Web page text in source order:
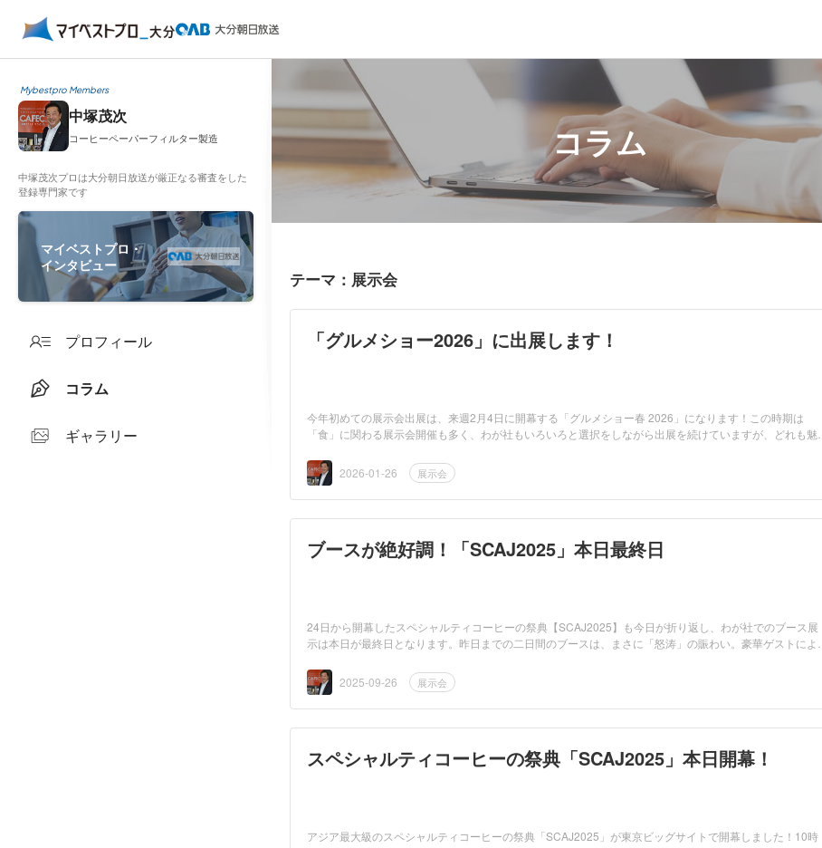
Mybestpro Members
中塚茂次
コーヒーペーパーフィルター製造
中塚茂次プロは大分朝日放送が厳正なる審査をした
登録専門家です
マイベストプロ・
インタビュー
プロフィール
コラム
ギャラリー
コラム
テーマ：展示会
「グルメショー2026」に出展します！
今年初めての展示会出展は、来週2月4日に開幕する「グルメショー春 2026」になります！この時期は
「食」に関わる展示会開催も多く、わが社もいろいろと選択をしながら出展を続けていますが、どれも魅力
2026-01-26
展示会
ブースが絶好調！「SCAJ2025」本日最終日
24日から開幕したスペシャルティコーヒーの祭典【SCAJ2025】も今日が折り返し、わが社でのブース展
示は本日が最終日となります。昨日までの二日間のブースは、まさに「怒涛」の賑わい。豪華ゲストによる
2025-09-26
展示会
スペシャルティコーヒーの祭典「SCAJ2025」本日開幕！
アジア最大級のスペシャルティコーヒーの祭典「SCAJ2025」が東京ビッグサイトで開幕しました！10時